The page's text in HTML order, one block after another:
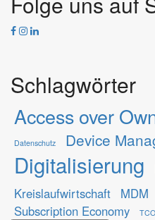
Schlagwörter
Access over
Datenschutz Device
Digitalisierung
Kreislaufwirtschaft
MDM
Subscription Economy TCO